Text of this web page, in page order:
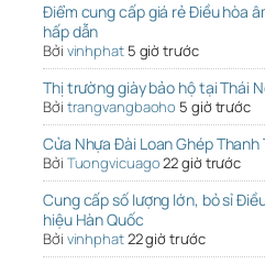
Điểm cung cấp giá rẻ Điều hòa
hấp dẫn
Bởi vinhphat 5 giờ trước
Thị trường giày bảo hộ tại Thái
Bởi trangvangbaoho 5 giờ trước
Cửa Nhựa Đài Loan Ghép Thanh
Bởi Tuongvicuago22 giờ trước
Cung cấp số lượng lớn, bỏ sỉ
hiệu Hàn Quốc
Bởi vinhphat22 giờ trước